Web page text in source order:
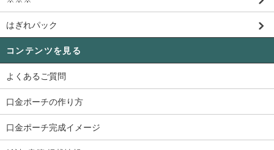
はぎれパック
コンテンツを見る
よくあるご質問
口金ポーチの作り方
口金ポーチ完成イメージ